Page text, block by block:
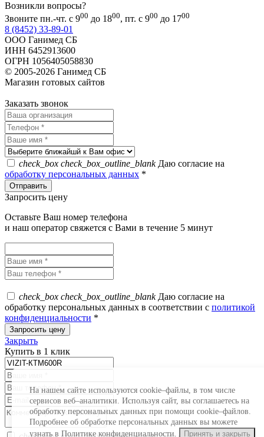
На нашем сайте используются cookie–файлы, в том числе
сервисов веб–аналитики. Используя сайт, вы соглашаетесь на
обработку персональных данных при помощи cookie–файлов.
Подробнее об обработке персональных данных вы можете
узнать в Политике конфиденциальности.
Принять и закрыть
Возникли вопросы?
Звоните пн.-чт. с 900 до 1800, пт. с 900 до 1700
8 (8452) 33-89-01
ООО Ганимед СБ
ИНН 6452913600
ОГРН 1056405058830
© 2005-2026 Ганимед СБ
Магазин готовых сайтов
Заказать звонок
check_box check_box_outline_blankДаю согласие на
обработку персональных данных *
Запросить цену
Оставьте Ваш номер телефона
и наш оператор свяжется с Вами в течение 5 минут
check_box check_box_outline_blankДаю согласие на
обработку персональных данных в соответствии с политикой
конфиденциальности *
Закрыть
Купить в 1 клик